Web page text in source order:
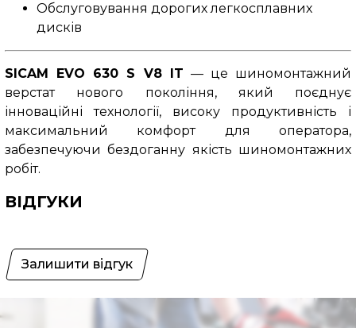
Обслуговування дорогих легкосплавних
дисків
SICAM EVO 630 S V8 IT — це шиномонтажний
верстат нового покоління, який поєднує
інноваційні технології, високу продуктивність і
максимальний комфорт для оператора,
забезпечуючи бездоганну якість шиномонтажних
робіт.
ВІДГУКИ
Залишити відгук